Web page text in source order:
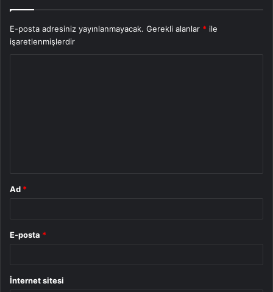
E-posta adresiniz yayınlanmayacak. Gerekli alanlar * ile
işaretlenmişlerdir
Ad *
E-posta *
İnternet sitesi